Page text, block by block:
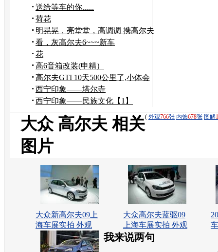
送给等车的你......
荷花
明晃晃，亮堂堂，高调调 携高尔夫
1.4t报到来啦
看，灰高尔夫6~~~新车
花
高6音箱改装(申精）
高尔夫GTI 10天500公里了,小体会
西宁印象——塔尔寺
西宁印象——民族文化【1】
( 外观766张 内饰678张 图解
大众 高尔夫 相关
图片
大众新高尔夫09上
海车展实拍 外观
大众高尔夫蓝驱09
上海车展实拍 外观
我来说两句